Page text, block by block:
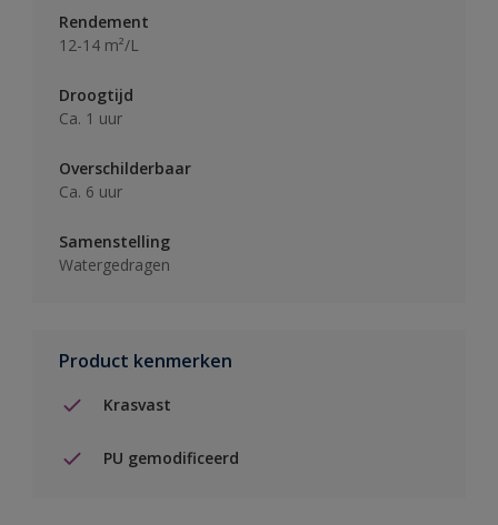
Rendement
12-14 m²/L
Droogtijd
Ca. 1 uur
Overschilderbaar
Ca. 6 uur
Samenstelling
Watergedragen
Product kenmerken
Krasvast
PU gemodificeerd